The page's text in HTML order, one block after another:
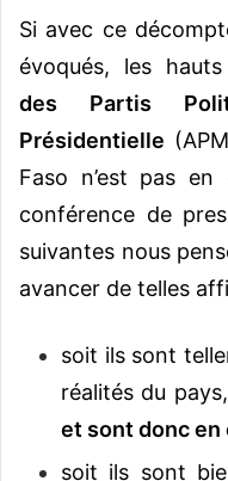
Si avec ce
évoqués, les
des Partis
Présidentielle
Faso n’est pas
conférence de
suivantes nous
avancer de telles
soit ils sont
réalités du pays,
et sont donc en
soit ils sont